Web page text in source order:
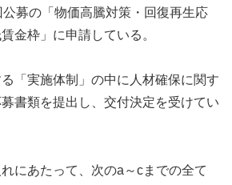
募の「物価高騰対策・回復再生応
金枠」に申請している。
「実施体制」の中に人材確保に関す
書類を提出し、交付決定を受けてい
にあたって、次のa～cまでの全て